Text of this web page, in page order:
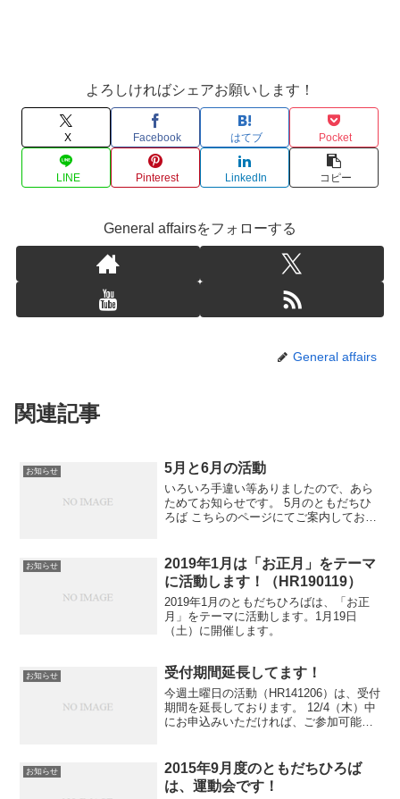
よろしければシェアお願いします！
X Facebook はてブ Pocket
LINE Pinterest LinkedIn コピー
General affairsをフォローする
General affairs
関連記事
お知らせ 5月と6月の活動
いろいろ手違い等ありましたので、あら
ためてお知らせです。 5月のともだちひ
ろば こちらのページにてご案内しており
しい日程です。 6月のともだちひろば こ
ちらのページに...
お知らせ
2019年1月は「お正月」をテーマ
に活動します！（HR190119）
2019年1月のともだちひろばは、「お正
月」をテーマに活動します。1月19日
（土）に開催します。
お知らせ 受付期間延長してます！
今週土曜日の活動（HR141206）は、受付
期間を延長しております。 12/4（木）中
にお申込みいただければ、ご参加可能で
お知らせ
2015年9月度のともだちひろば
は、運動会です！